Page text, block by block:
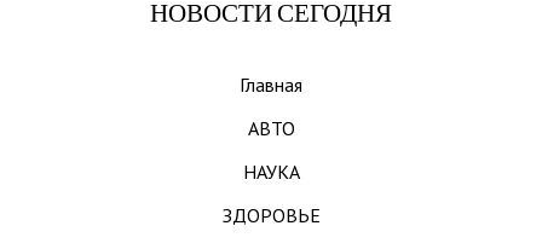
НОВОСТИ СЕГОДНЯ
Главная
АВТО
НАУКА
ЗДОРОВЬЕ